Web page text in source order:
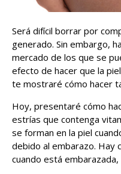
Será difícil borrar por
generado. Sin embargo,
mercado de los que se
efecto de hacer que la
te mostraré cómo hacer
Hoy, presentaré cómo
estrías que contenga
se forman en la piel
debido al embarazo. Hay
cuando está